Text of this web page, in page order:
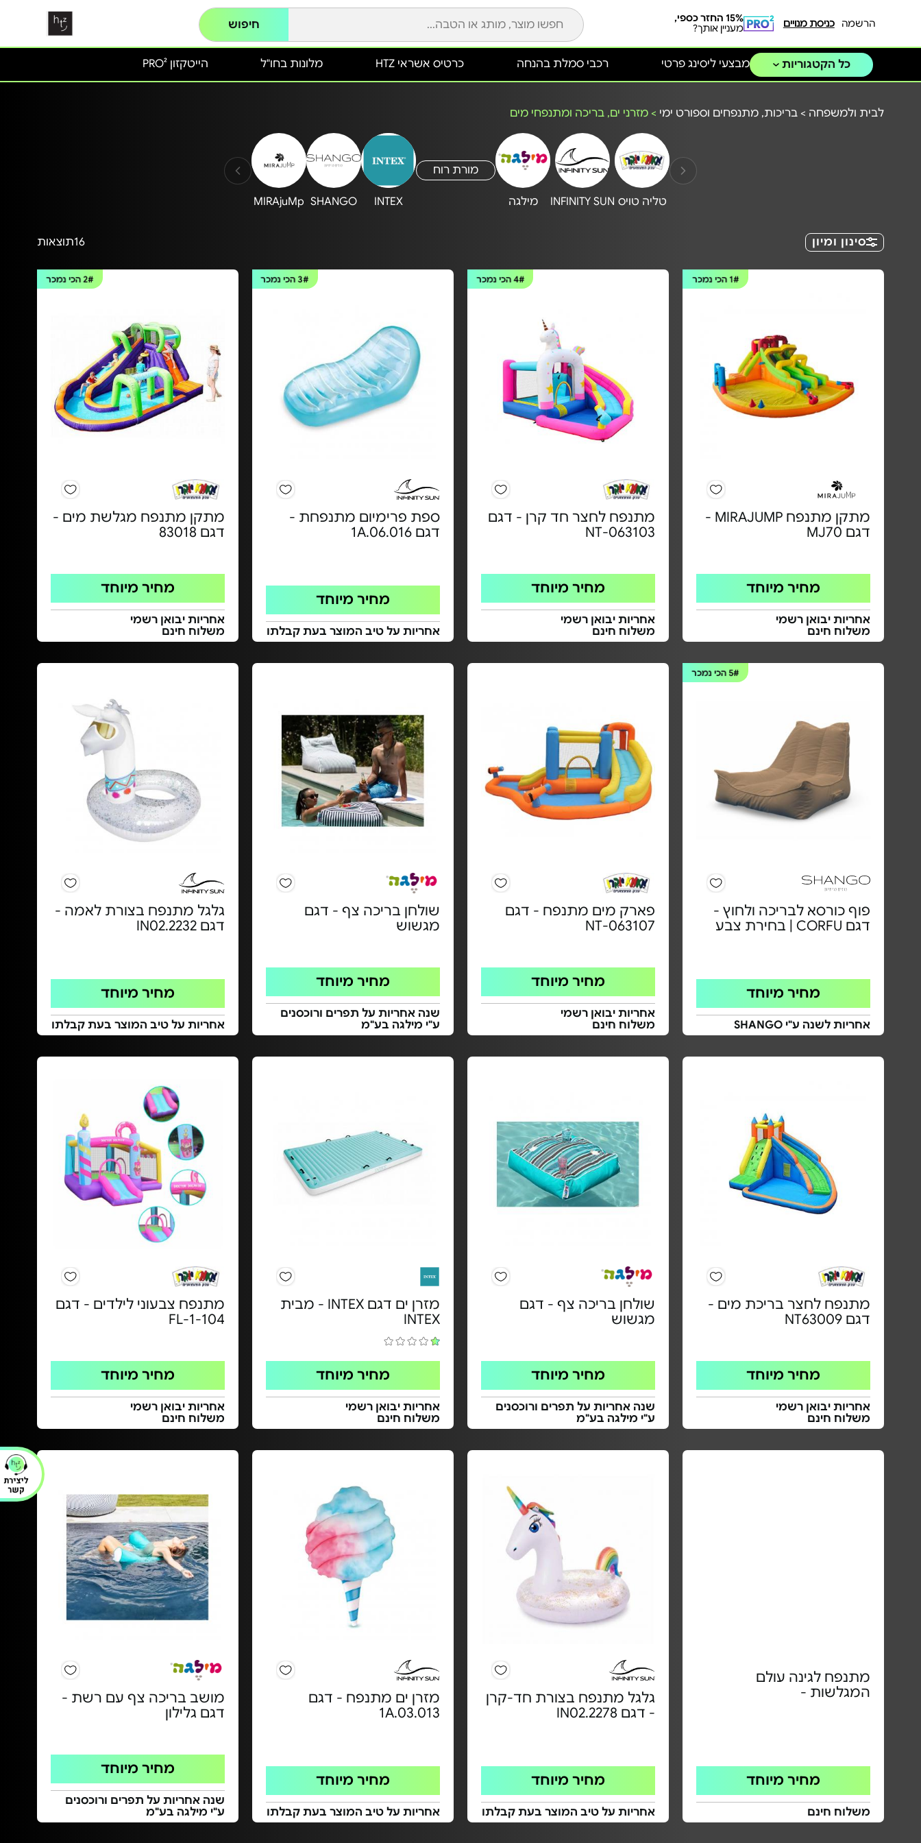
הרשמה כניסת מנויים
15% החזר כספי,
מעניין אותך?
חיפוש
כל הקטגוריות הייטקזון PRO² מלונות בחו"ל כרטיס אשראי HTZ מבצעי ליסינג פרטי רכבי סמלת בהנחה
לבית ולמשפחה > בריכות, מתנפחים וספורט ימי > מזרני ים, בריכה ומתנפחי מים
טליה טויס INFINITY SUN מילגה
מורת רוח
INTEX
SHANGO
MIRAjuMp
סינון ומיון 16תוצאות
1#הכי נמכר
מתקן מתנפח MIRAJUMP -
דגם MJ70
מחיר מיוחד
אחריות יבואן רשמי
משלוח חינם
4#הכי נמכר
מתנפח לחצר חד קרן - דגם
NT-063103
מחיר מיוחד
אחריות יבואן רשמי
משלוח חינם
3#הכי נמכר
ספת פרימיום מתנפחת -
דגם 1A.06.016
מחיר מיוחד
אחריות על טיב המוצר בעת קבלתו
2#הכי נמכר
מתקן מתנפח מגלשת מים -
דגם 83018
מחיר מיוחד
אחריות יבואן רשמי
משלוח חינם
5# הכי נמכר
פוף כורסא לבריכה ולחוץ -
דגם CORFU | בחירת צבע
מחיר מיוחד
אחריות לשנה ע"י SHANGO
פארק מים מתנפח - דגם
NT-063107
מחיר מיוחד
אחריות יבואן רשמי
משלוח חינם
שולחן בריכה צף - דגם
מגשוש
מחיר מיוחד
שנה אחריות על תפרים ורוכסנים
ע"י מילגה בע"מ
גלגל מתנפח בצורת לאמה -
דגם IN02.2232
מחיר מיוחד
אחריות על טיב המוצר בעת קבלתו
מתנפח לחצר בריכת מים -
דגם NT63009
מחיר מיוחד
אחריות יבואן רשמי
משלוח חינם
שולחן בריכה צף - דגם
מגשוש
מחיר מיוחד
שנה אחריות על תפרים ורוכסנים
ע"י מילגה בע"מ
מזרן ים דגם INTEX - מבית
INTEX
מחיר מיוחד
אחריות יבואן רשמי
משלוח חינם
מתנפח צבעוני לילדים - דגם
FL-1-104
מחיר מיוחד
אחריות יבואן רשמי
משלוח חינם
מתנפח לגינה עולם
המגלשות -
מחיר מיוחד
משלוח חינם
גלגל מתנפח בצורת חד-קרן
- דגם IN02.2278
מחיר מיוחד
אחריות על טיב המוצר בעת קבלתו
מזרן ים מתנפח - דגם
1A.03.013
מחיר מיוחד
אחריות על טיב המוצר בעת קבלתו
מושב בריכה צף עם רשת -
דגם גלילון
מחיר מיוחד
שנה אחריות על תפרים ורוכסנים
ע"י מילגה בע"מ